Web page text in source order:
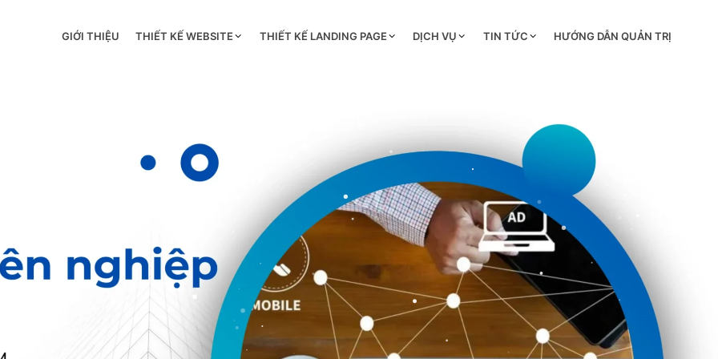
GIỚI THIỆU THIẾT KẾ WEBSITE THIẾT KẾ LANDING PAGE DỊCH VỤ TIN TỨC HƯỚNG DẪN QUẢN TRỊ